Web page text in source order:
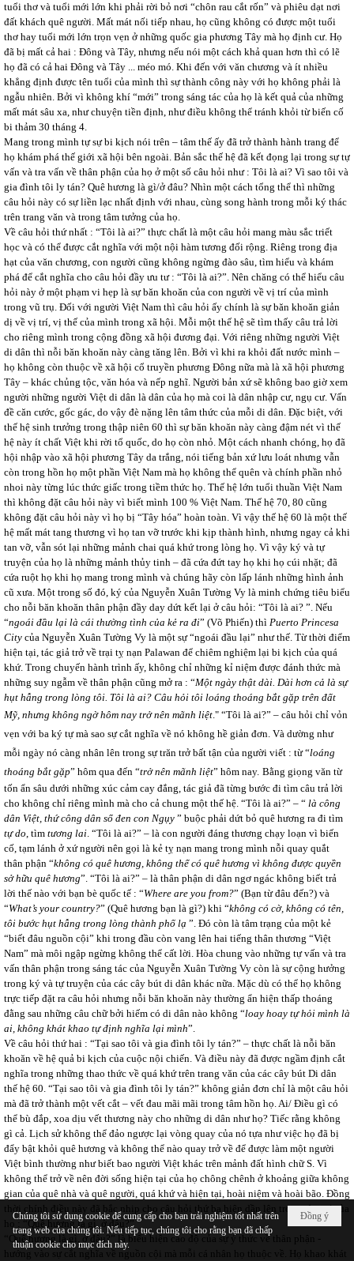
tuổi thơ và tuổi mới lớn khi phải rời bỏ nơi “chôn rau cắt rốn” và phiêu dạt nơi
đất khách quê người. Mất mát nối tiếp nhau, họ cũng không có được một tuổi
thơ hay tuổi mới lớn trọn vẹn ở những quốc gia phương Tây mà họ định cư. Họ
đã bị mất cả hai : Đông và Tây, nhưng nếu nói một cách khả quan hơn thì có lẽ
họ đã có cả hai Đông và Tây ... méo mó. Khi đến với văn chương và ít nhiều
khẳng định được tên tuổi của mình thì sự thành công này với họ không phải là
ngẫu nhiên. Bởi vì không khí “mới” trong sáng tác của họ là kết quả của những
mất mát sâu xa, như chuyện tiền định, như điều không thể tránh khỏi từ biến cố
bi thảm 30 tháng 4.
Mang trong mình tự sự bi kịch nói trên – tâm thế ấy đã trở thành hành trang để
họ khám phá thế giới xã hội bên ngoài. Bản sắc thế hệ đã kết đọng lại trong sự tự
vấn và tra vấn về thân phận của họ ở một số câu hỏi như : Tôi là ai? Vì sao tôi và
gia đình tôi ly tán? Quê hương là gì/ở đâu? Nhìn một cách tổng thể thì những
câu hỏi này có sự liền lạc nhất định với nhau, cùng song hành trong mỗi ký thác
trên trang văn và trong tâm tưởng của họ.
Về câu hỏi thứ nhất : “Tôi là ai?” thực chất là một câu hỏi mang màu sắc triết
học và có thể được cắt nghĩa với một nội hàm tương đối rộng. Riêng trong địa
hạt của văn chương, con người cũng không ngừng đào sâu, tìm hiểu và khám
phá để cắt nghĩa cho câu hỏi đầy ưu tư : “Tôi là ai?”. Nên chăng có thể hiểu câu
hỏi này ở một phạm vi hẹp là sự băn khoăn của con người về vị trí của mình
trong vũ trụ. Đối với người Việt Nam thì câu hỏi ấy chính là sự băn khoăn giản
dị về vị trí, vị thế của mình trong xã hội. Mỗi một thế hệ sẽ tìm thấy câu trả lời
cho riêng mình trong cộng đồng xã hội đương đại. Với riêng những người Việt
di dân thì nỗi băn khoăn này càng tăng lên. Bởi vì khi ra khỏi đất nước mình –
họ không còn thuộc về xã hội cổ truyền phương Đông nữa mà là xã hội phương
Tây – khác chủng tộc, văn hóa và nếp nghĩ. Người bản xứ sẽ không bao giờ xem
người những người Việt di dân là dân của họ mà coi là dân nhập cư, ngụ cư. Vấn
đề căn cước, gốc gác, do vậy đè nặng lên tâm thức của mỗi di dân. Đặc biệt, với
thế hệ sinh trưởng trong thập niên 60 thì sự băn khoăn này càng đậm nét vì thế
hệ này ít chất Việt khi rời tổ quốc, do họ còn nhỏ. Một cách nhanh chóng, họ đã
hội nhập vào xã hội phương Tây da trắng, nói tiếng bản xứ lưu loát nhưng vẫn
còn trong hồn họ một phần Việt Nam mà họ không thể quên và chính phần nhỏ
nhoi này từng lúc thức giấc trong tiềm thức họ. Thế hệ lớn tuổi thuần Việt Nam
thì không đặt câu hỏi này vì biết mình 100 % Việt Nam. Thế hệ 70, 80 cũng
không đặt câu hỏi này vì họ bị “Tây hóa” hoàn toàn. Vì vậy thế hệ 60 là một thế
hệ mất mát tang thương vì họ tan vỡ trước khi kịp thành hình, nhưng ngay cả khi
tan vỡ, vẫn sót lại những mảnh chai quá khứ trong lòng họ. Vì vậy ký và tự
truyện của họ là những mảnh thủy tinh – đã cứa đứt tay họ khi họ cúi nhặt; đã
cứa ruột họ khi họ mang trong mình và chúng hãy còn lấp lánh những hình ảnh
cũ xưa. Một trong số đó, ký của Nguyễn Xuân Tường Vy là minh chứng tiêu biểu
cho nỗi băn khoăn thân phận đầy day dứt kết lại ở câu hỏi: “Tôi là ai? ”. Nếu
“ngoái đầu lại là cái thường tình của kẻ ra đi” (Võ Phiến) thì Puerto Princesa
City của Nguyễn Xuân Tường Vy là một sự “ngoái đầu lại” như thế. Từ thời điểm
hiện tại, tác giả trở về trại tỵ nạn Palawan để chiêm nghiệm lại bi kịch của quá
khứ. Trong chuyến hành trình ấy, không chỉ những kỉ niệm được đánh thức mà
những suy ngẫm về thân phận cũng mở ra : “Một ngày thật dài. Dài hơn cả là sự
hụt hẫng trong lòng tôi. Tôi là ai? Câu hỏi tôi loáng thoáng bắt gặp trên đất
Mỹ, nhưng không ngờ hôm nay trở nên mãnh liệt." “Tôi là ai?” – câu hỏi chỉ vỏn
vẹn với ba ký tự mà sao sự cắt nghĩa về nó không hề giản đơn. Và dường như
mỗi ngày nó càng nhân lên trong sự trăn trở bất tận của người viết : từ “loáng
thoáng bắt gặp” hôm qua đến “trở nên mãnh liệt” hôm nay. Bằng giọng văn từ
tốn ẩn sâu dưới những xúc cảm cay đắng, tác giả đã từng bước đi tìm câu trả lời
cho không chỉ riêng mình mà cho cả chung một thế hệ. “Tôi là ai?” – “ là công
dân Việt, thứ công dân sổ đen con Ngụy ” buộc phải dứt bỏ quê hương ra đi tìm
tự do, tìm tương lai. “Tôi là ai?” – là con người đáng thương chạy loạn vì biến
cố, tạm lánh ở xứ người nên gọi là kẻ tỵ nạn mang trong mình nỗi quay quắt
thân phận “không có quê hương, không thể có quê hương vì không được quyền
sở hữu quê hương”. “Tôi là ai?” – là thân phận di dân ngơ ngác không biết trả
lời thế nào với bạn bè quốc tế : “Where are you from?” (Bạn từ đâu đến?) và
“What’s your country?” (Quê hương bạn là gì?) khi “không có cờ, không có tên,
tôi bước hụt hẫng trong lòng thành phố lạ ”. Đó còn là tâm trạng của một kẻ
“biết đâu nguồn cội” khi trong đầu còn vang lên hai tiếng thân thương “Việt
Nam” mà môi ngập ngừng không thể cất lời. Hòa chung vào những tự vấn và tra
vấn thân phận trong sáng tác của Nguyễn Xuân Tường Vy còn là sự cộng hưởng
trong ký và tự truyện của các cây bút di dân khác nữa. Mặc dù có thể họ không
trực tiếp đặt ra câu hỏi nhưng nỗi băn khoăn này thường ẩn hiện thấp thoáng
đằng sau những câu chữ bởi hiếm có di dân nào không “loay hoay tự hỏi mình là
ai, không khát khao tự định nghĩa lại mình”.
Về câu hỏi thứ hai : “Tại sao tôi và gia đình tôi ly tán?” – thực chất là nỗi băn
khoăn về hệ quả bi kịch của cuộc nội chiến. Và điều này đã được ngầm định cắt
nghĩa trong những thao thức về quá khứ trên trang văn của các cây bút Di dân
thế hệ 60. “Tại sao tôi và gia đình tôi ly tán?” không giản đơn chỉ là một câu hỏi
mà đã trở thành một vết cắt – vết đau mãi mãi trong tâm hồn họ. Ai/ Điều gì có
thể bù đắp, xoa dịu vết thương này cho những di dân như họ? Tiếc rằng không
gì cả. Lịch sử không thể đảo ngược lại vòng quay của nó tựa như việc họ đã bị
đẩy bật khỏi quê hương và không thể nào quay trở về để được làm một người
Việt bình thường như biết bao người Việt khác trên mảnh đất hình chữ S. Vì
không thể trở về nên đời sống hiện tại của họ chông chênh ở khoảng giữa không
gian của quê nhà và quê người, quá khứ và hiện tại, hoài niệm và hoài bão. Đồng
thời chính điều này đã bắc nhịp cho câu hỏi thứ ba hiện dần lên trong tâm trí của
họ : “Quê hương là gì, ở đâu?”
“Quê hương là gì, ở đâu?” là biểu hiện cao độ của sự ý thức về thân phận -
hướng vào sự cắt nghĩa về nguồn cội mà mỗi cá nhân họ thuộc về. Họ khao khát
Đồng ý
Chúng tôi sử dụng cookie để cung cấp cho bạn trải nghiệm tốt nhất trên
trang web của chúng tôi. Nếu tiếp tục, chúng tôi cho rằng bạn đã chấp
thuận cookie cho mục đích này.